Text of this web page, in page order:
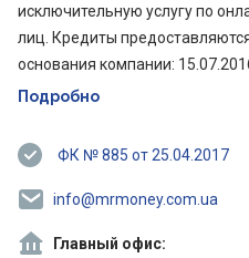
исключительную услугу по
лиц. Кредиты
основания компании:
Подробно
ФК № 885 от 25.04.2017
info@mrmoney.com.ua
Главный офис: